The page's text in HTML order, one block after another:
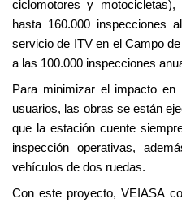
ciclomotores y
hasta 160.000 inspecciones
servicio de ITV en el Campo
a las 100.000 inspecciones
Para minimizar el impacto
usuarios, las obras se están
que la estación cuente
inspección operativas,
vehículos de dos ruedas.
Con este proyecto, VEIASA